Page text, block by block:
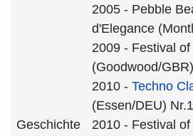
Geschichte
2005 - Pebble
d'Elegance
2009 - Festival of
(Goodwood/
2010 - Techno
(Essen/DEU)
2010 - Festival of